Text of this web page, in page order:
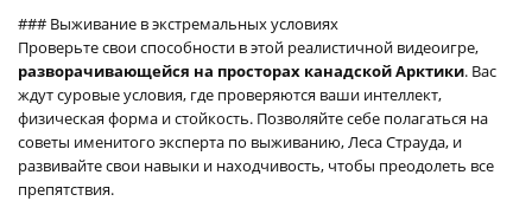
### Выживание в экстремальных условиях
Проверьте свои способности в этой реалистичной видеоигре,
разворачивающейся на просторах канадской Арктики. Вас
ждут суровые условия, где проверяются ваши интеллект,
физическая форма и стойкость. Позволяйте себе полагаться на
советы именитого эксперта по выживанию, Леса Страуда, и
развивайте свои навыки и находчивость, чтобы преодолеть все
препятствия.